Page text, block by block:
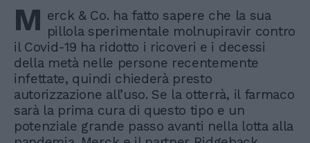
M erck & Co. ha fatto sapere che la sua
pillola sperimentale molnupiravir contro
il Covid-19 ha ridotto i ricoveri e i decessi
della metà nelle persone recentemente
infettate, quindi chiederà presto
autorizzazione all’uso. Se la otterrà, il farmaco
sarà la prima cura di questo tipo e un
potenziale grande passo avanti nella lotta alla